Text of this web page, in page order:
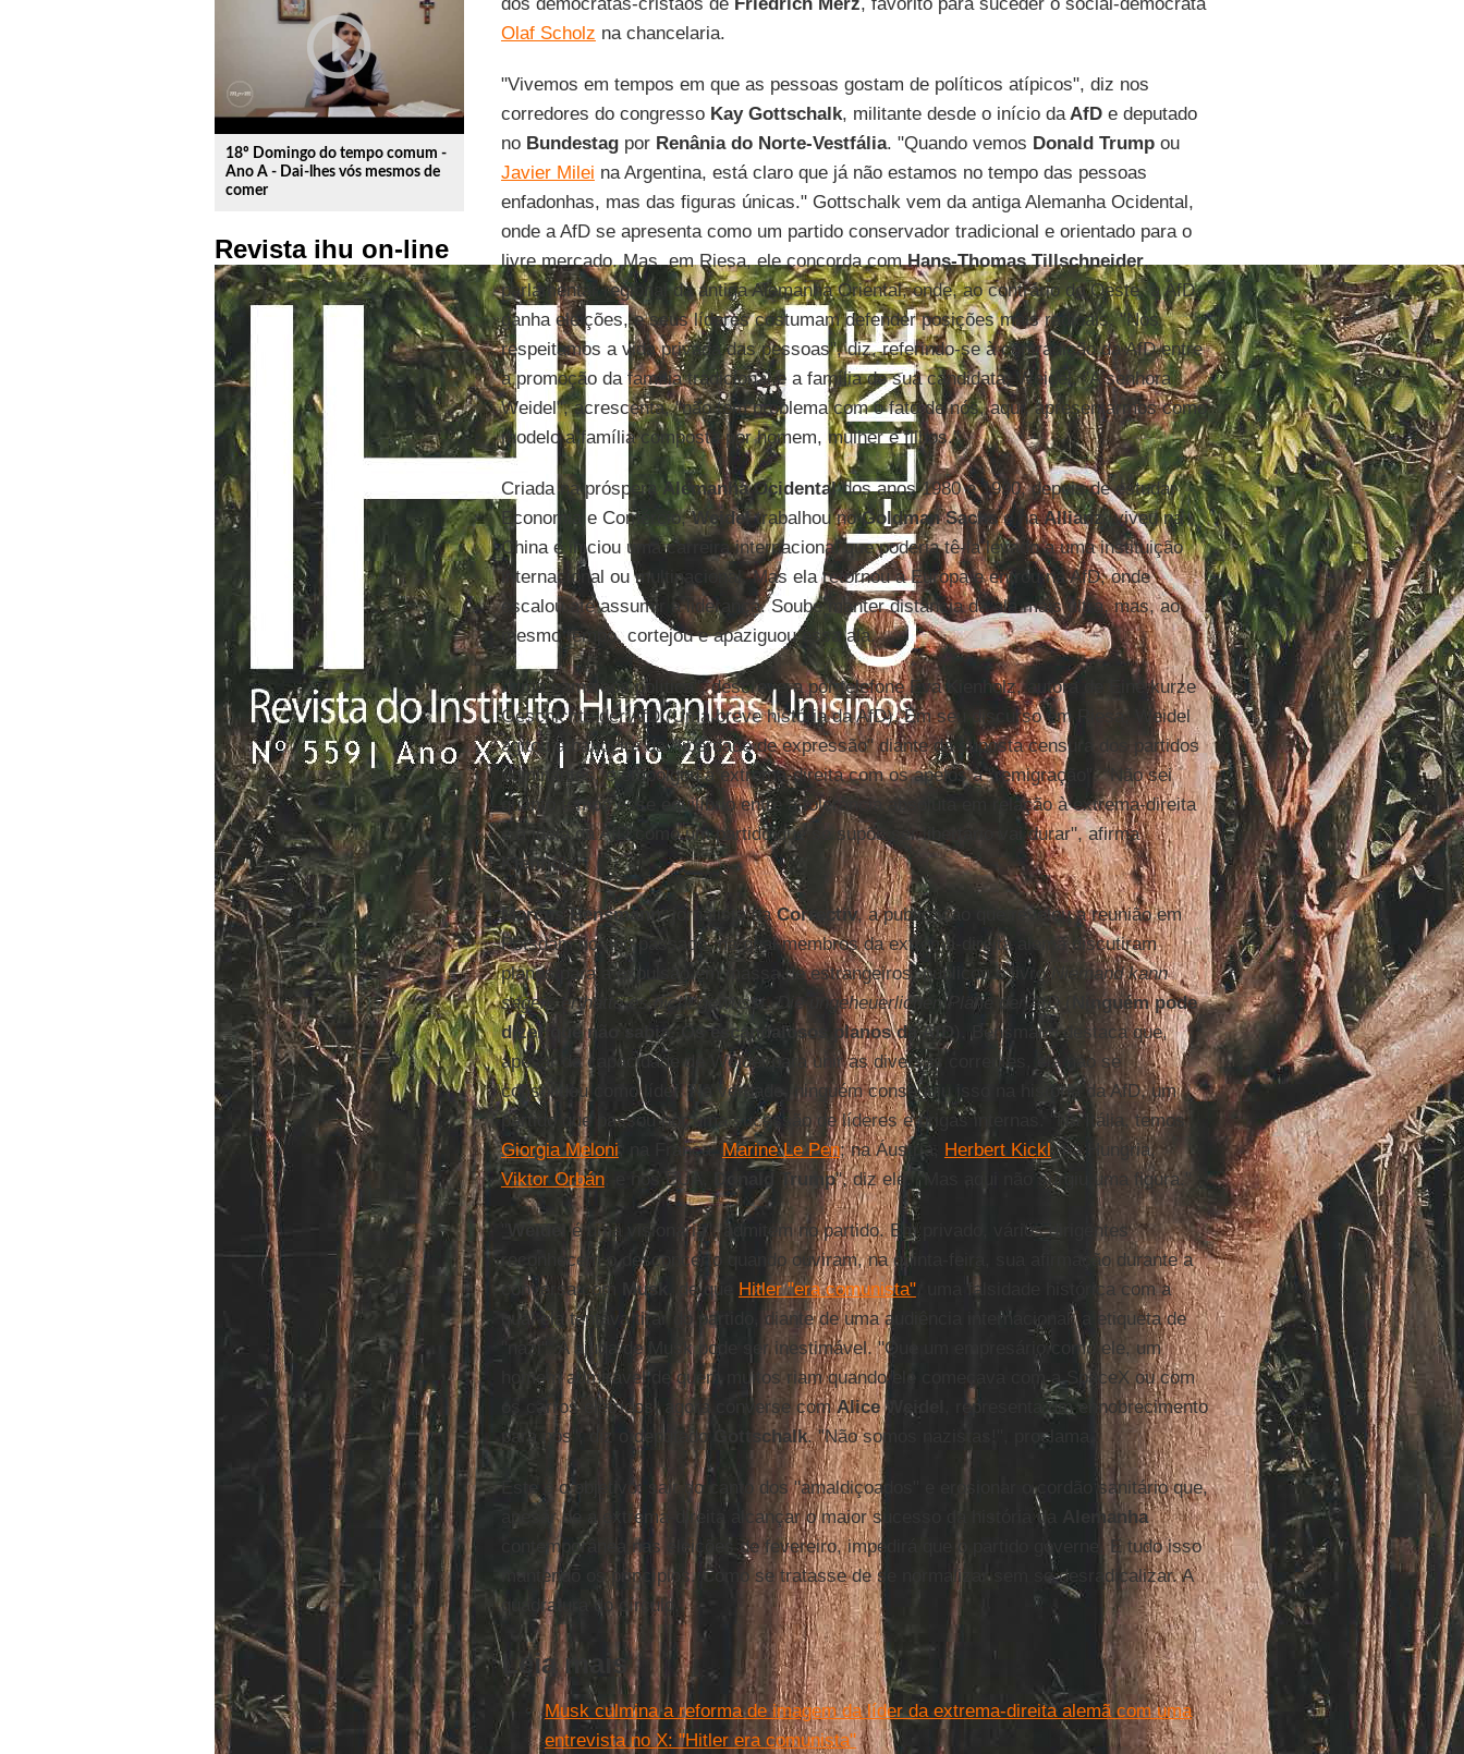
play_circle_outline
18º Domingo do tempo comum -
Ano A - Dai-lhes vós mesmos de
comer
Revista ihu on-line
Olaf Scholz na chancelaria.
"Vivemos em tempos em que as pessoas gostam de políticos atípicos", diz nos
corredores do congressoKay Gottschalk, militante desde o início daAfDe deputado
no BundestagporRenânia do Norte-Vestfália. "Quando vemos Donald Trumpou
Javier Milei na Argentina, está claro que já não estamos no tempo das pessoas
enfadonhas, mas das figuras únicas." Gottschalk vem da antiga Alemanha Ocidental,
onde a AfD se apresenta como um partido conservador tradicional e orientado para o
livre mercado. Mas, em Riesa, ele concorda comHans-Thomas Tillschneider,
parlamentar regional da antiga Alemanha Oriental, onde, ao contrário do Oeste, a AfD
ganha eleições, e seus líderes costumam defender posições mais radicais. "Nós
respeitamos a vida privada das pessoas", diz, referindo-se à contradição da AfD entre
a promoção da família tradicional e a família de sua candidata, Weidel. "A senhora
Weidel", acrescenta, "não tem problema com o fato de nós, aqui, apresentarmos como
modelo a família composta por homem, mulher e filhos."
Criada na prósperaAlemanha Ocidentaldos anos 1980 e 1990, depois de estudar
Economia e Comércio,Weideltrabalhou noGoldman Sachse naAllianz, viveu na
China e iniciou uma carreira internacional que poderia tê-la levado a uma instituição
internacional ou multinacional. Mas ela retornou à Europa e entrou na AfD, onde
escalou até assumir a liderança. Soube manter distância da ala mais ultra, mas, ao
mesmo tempo, cortejou e apaziguou essa ala.
"Uma camaleoa política", descreve-a por telefone Eva Kienholz, autora de Eine kurze
Geschichte der AfD (Uma breve história da AfD). Em seu discurso em Riesa, Weidel
agitou a bandeira da "liberdade de expressão" diante da suposta censura dos partidos
dominantes, e empolgou a extrema-direita com os apelos à "remigração". "Não sei
quanto tempo esse equilíbrio entre a tolerância absoluta em relação à extrema-direita
e a ideia da AfD como um partido que se supõe ser libertário vai durar", afirma
Kienholz.
Marcus Bensmann, jornalista daCorrectiv, a publicação que revelou a reunião em
Potsdam no ano passado, na qual membros da extrema-direita alemã discutiram
planos para a expulsão em massa de estrangeiros, publicou o livroNiemand kann
sagen, er hätte es nicht gewusst. Die ungeheuerlichen Pläne der AfD(
Ninguém pode
dizer que não sabia. Os escandalosos planos da AfD
). Bensmann destaca que,
apesar da capacidade de Weidel para unir as diversas correntes, ela não se
consolidou como líder. Na verdade, ninguém conseguiu isso na história da AfD, um
partido que passou por uma sucessão de líderes e brigas internas. "Na Itália, temos
Giorgia Meloni; na França, Marine Le Pen; na Áustria, Herbert Kickl; na Hungria,
Viktor Orbán; e nos EUA, Donald Trump", diz ele. "Mas aqui não surgiu uma figura."
Weidel é uma visionária", admitem no partido. Em privado, vários dirigentes
reconhecem o desconcerto quando ouviram, na quinta-feira, sua afirmação durante a
conversa com
Musk , de que Hitler "era comunista", uma falsidade histórica com a
qual ela tentava tirar do partido, diante de uma audiência internacional, a etiqueta de
"nazi". A ajuda de Musk pode ser inestimável. "Que um empresário como ele, um
homem admirável de quem muitos riam quando ele começava com a SpaceX ou com
os carros elétricos, agora converse comAlice Weidel
, representa um ennobrecimento
para nós", diz o deputado
Gottschalk. "Não somos nazistas!", proclama.
Este é o objetivo: sair do canto dos "amaldiçoados" e erosionar o cordão sanitário que,
apesar de a extrema-direita alcançar o maior sucesso da história da
Alemanha
contemporânea nas eleições de fevereiro, impedirá que o partido governe. E tudo isso
mantendo os princípios. Como se tratasse de se normalizar sem se desradicalizar. A
quadratura do círculo.
Leia mais
Musk culmina a reforma de imagem da líder da extrema-direita alemã com uma
entrevista no X: "Hitler era comunista"